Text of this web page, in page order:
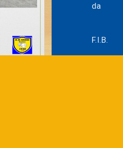
da
F.I.B.